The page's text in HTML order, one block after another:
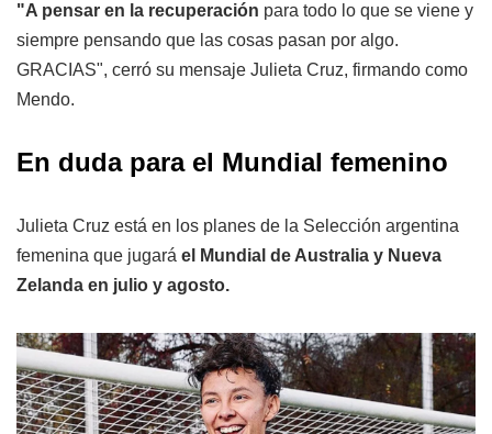
"A pensar en la recuperación para todo lo que se viene y
siempre pensando que las cosas pasan por algo.
GRACIAS", cerró su mensaje Julieta Cruz, firmando como
Mendo.
En duda para el Mundial femenino
Julieta Cruz está en los planes de la Selección argentina
femenina que jugará el Mundial de Australia y Nueva
Zelanda en julio y agosto.